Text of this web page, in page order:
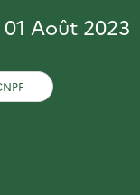
Août 2023